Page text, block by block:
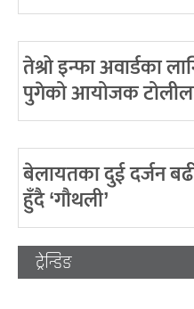
तेश्रो इन्फा अवार्डका
पुगेको आयोजक
बेलायतका दुई दर्जन
हुँदै ‘गौथली’
ट्रेन्डिङ